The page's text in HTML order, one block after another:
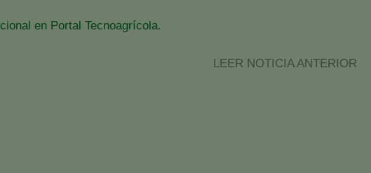
en Portal Tecnoagrícola.
LEER NOTICIA ANTERIOR